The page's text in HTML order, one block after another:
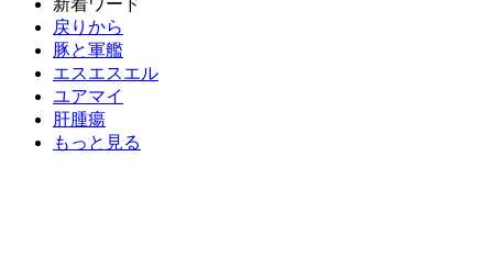
戻りから
豚と軍艦
エスエスエル
ユアマイ
肝腫瘍
もっと見る